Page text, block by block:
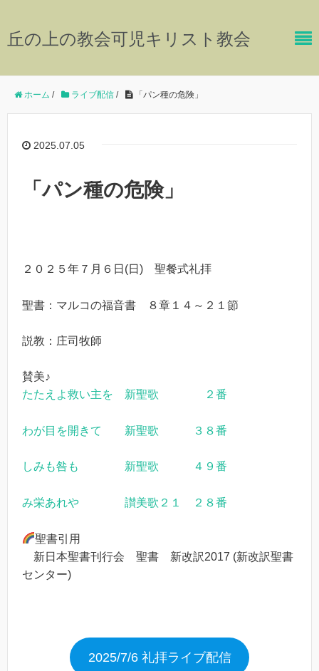
丘の上の教会可児キリスト教会
ホーム / ライブ配信 / 「パン種の危険」
2025.07.05
「パン種の危険」
２０２５年７月６日(日) 聖餐式礼拝
聖書：マルコの福音書 ８章１４～２１節
説教：庄司牧師
賛美♪
たたえよ救い主を 新聖歌 ２番
わが目を開きて 新聖歌 ３８番
しみも咎も 新聖歌 ４９番
み栄あれや 讃美歌２１ ２８番
聖書引用
新日本聖書刊行会 聖書 新改訳2017 (新改訳聖書
センター)
2025/7/6 礼拝ライブ配信